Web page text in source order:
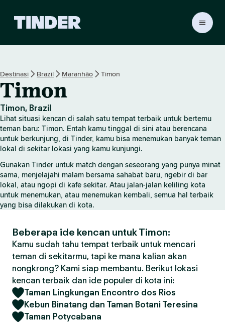
d
n
d
e
r
Destinasi Brazil Maranhão Timon
Timon
Timon, Brazil
Lihat situasi kencan di salah satu tempat terbaik untuk bertemu
teman baru: Timon. Entah kamu tinggal di sini atau berencana
untuk berkunjung, di Tinder, kamu bisa menemukan banyak teman
lokal di sekitar lokasi yang kamu kunjungi.
Gunakan Tinder untuk match dengan seseorang yang punya minat
sama, menjelajahi malam bersama sahabat baru, ngebir di bar
lokal, atau ngopi di kafe sekitar. Atau jalan-jalan keliling kota
untuk menemukan, atau menemukan kembali, semua hal terbaik
yang bisa dilakukan di kota.
Beberapa ide kencan untuk Timon:
Kamu sudah tahu tempat terbaik untuk mencari
teman di sekitarmu, tapi ke mana kalian akan
nongkrong? Kami siap membantu. Berikut lokasi
kencan terbaik dan ide populer di kota ini:
Taman Lingkungan Encontro dos Rios
Kebun Binatang dan Taman Botani Teresina
Taman Potycabana